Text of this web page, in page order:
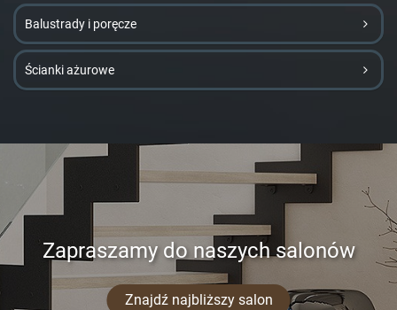
Balustrady i poręcze
Ścianki ażurowe
Zapraszamy do naszych salonów
Znajdź najbliższy salon